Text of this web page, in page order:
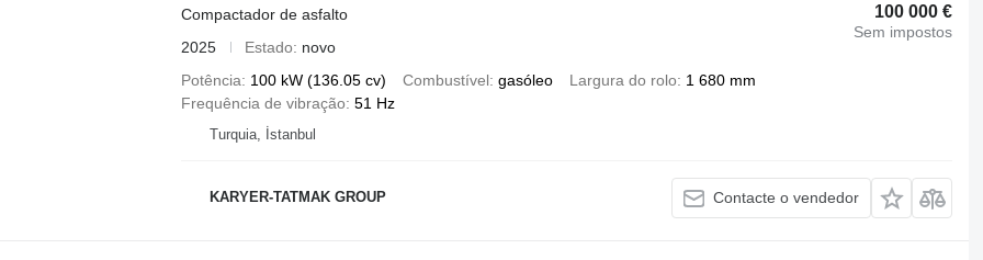
100 000 €
Sem impostos
Compactador de asfalto
2025
Estado
novo
Potência
100 kW (136.05 cv) Combustível gasóleo Largura do rolo
1 680 mm
Frequência de vibração 51 Hz
Turquia, İstanbul
KARYER-TATMAK GROUP Contacte o vendedor